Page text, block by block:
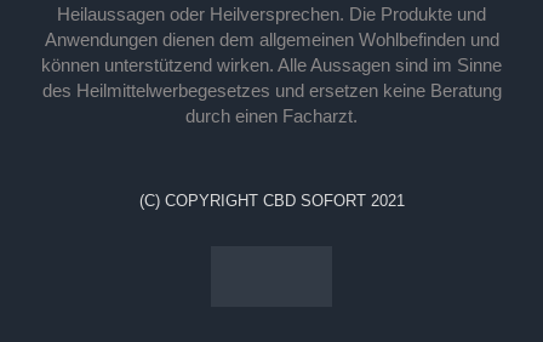
Heilaussagen oder Heilversprechen. Die Produkte und
Anwendungen dienen dem allgemeinen Wohlbefinden und
können unterstützend wirken. Alle Aussagen sind im Sinne
des Heilmittelwerbegesetzes und ersetzen keine Beratung
durch einen Facharzt.
(C) COPYRIGHT CBD SOFORT 2021